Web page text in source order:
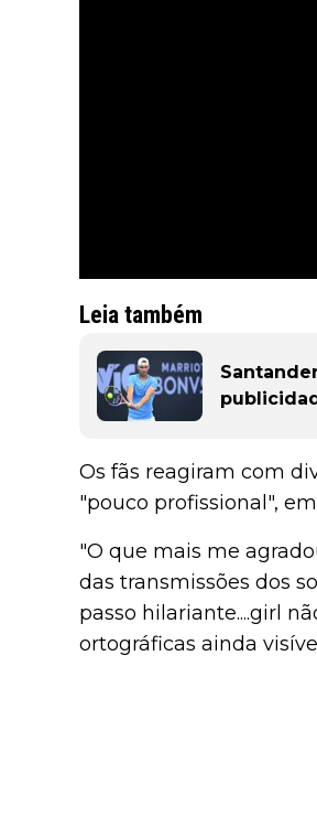
Leia também
Os fãs reagiram com
"pouco profissional",
"O que mais me
das transmissões dos
passo hilariante....girl
ortográficas ainda